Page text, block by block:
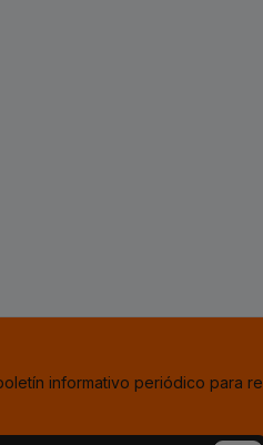
informativo periódico para